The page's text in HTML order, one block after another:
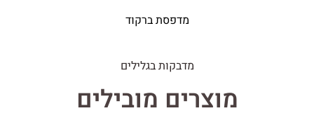
מדפסת ברקוד
מדבקות בגלילים
מוצרים מובילים